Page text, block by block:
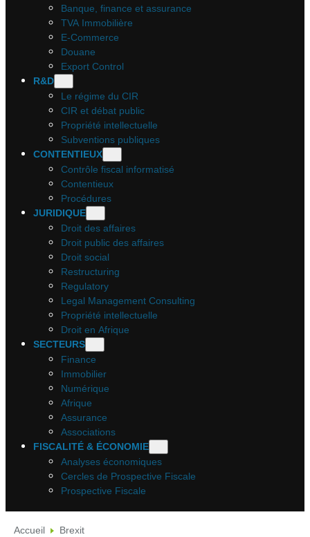
Banque, finance et assurance
TVA Immobilière
E-Commerce
Douane
Export Control
R&D
Le régime du CIR
CIR et débat public
Propriété intellectuelle
Subventions publiques
CONTENTIEUX
Contrôle fiscal informatisé
Contentieux
Procédures
JURIDIQUE
Droit des affaires
Droit public des affaires
Droit social
Restructuring
Regulatory
Legal Management Consulting
Propriété intellectuelle
Droit en Afrique
SECTEURS
Finance
Immobilier
Numérique
Afrique
Assurance
Associations
FISCALITÉ & ÉCONOMIE
Analyses économiques
Cercles de Prospective Fiscale
Prospective Fiscale
Accueil Brexit